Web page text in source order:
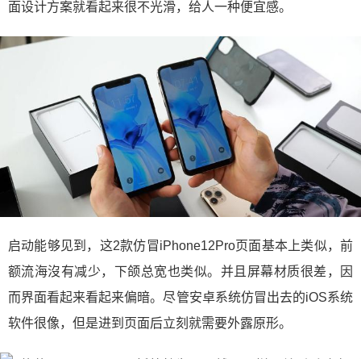
面设计方案就看起来很不光滑，给人一种便宜感。
启动能够见到，这2款仿冒iPhone12Pro页面基本上类似，前
额流海沒有减少，下颌总宽也类似。并且屏幕材质很差，因
而界面看起来看起来偏暗。尽管安卓系统仿冒出去的iOS系统
软件很像，但是进到页面后立刻就需要外露原形。